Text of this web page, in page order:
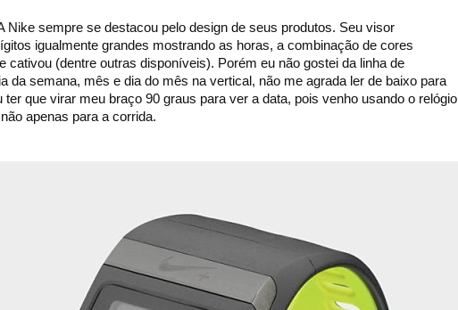
Nike sempre se destacou pelo design de seus produtos. Seu visor
igualmente grandes mostrando as horas, a combinação de cores
cativou (dentre outras disponíveis). Porém eu não gostei da linha de
da semana, mês e dia do mês na vertical, não me agrada ler de baixo para
ter que virar meu braço 90 graus para ver a data, pois venho usando o relógio
apenas para a corrida.